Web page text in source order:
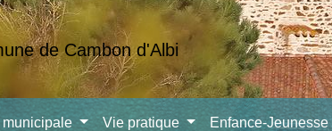
municipale Vie pratique Enfance-Jeunesse